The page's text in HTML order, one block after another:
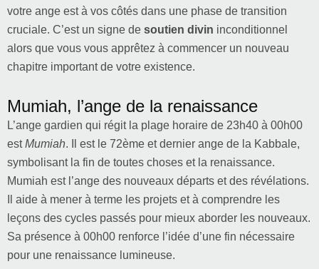
votre ange est à vos côtés dans une phase de transition
cruciale. C’est un signe de soutien divin inconditionnel
alors que vous vous apprêtez à commencer un nouveau
chapitre important de votre existence.
Mumiah, l’ange de la renaissance
L’ange gardien qui régit la plage horaire de 23h40 à 00h00
estMumiah. Il est le 72ème et dernier ange de la Kabbale,
symbolisant la fin de toutes choses et la renaissance.
Mumiah est l’ange des nouveaux départs et des révélations.
Il aide à mener à terme les projets et à comprendre les
leçons des cycles passés pour mieux aborder les nouveaux.
Sa présence à 00h00 renforce l’idée d’une fin nécessaire
pour une renaissance lumineuse.